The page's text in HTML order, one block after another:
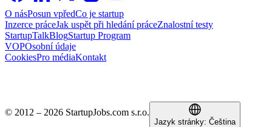
O násPosun vpředCo je startup
Inzerce práceJak uspět při hledání práceZnalostní testy
StartupTalkBlogStartup Program
VOPOsobní údaje
CookiesPro médiaKontakt
© 2012 – 2026 StartupJobs.com s.r.o.
Jazyk stránky: Čeština